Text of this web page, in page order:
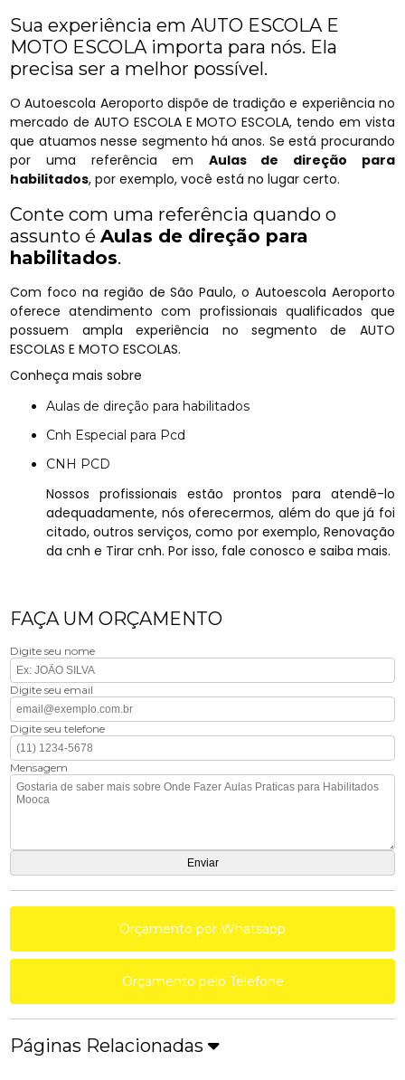
Sua experiência em AUTO ESCOLA E
MOTO ESCOLA importa para nós. Ela
precisa ser a melhor possível.
O Autoescola Aeroporto dispõe de tradição e experiência no
mercado de AUTO ESCOLA E MOTO ESCOLA, tendo em vista
que atuamos nesse segmento há anos. Se está procurando
por uma referência em Aulas de direção para
habilitados, por exemplo, você está no lugar certo.
Conte com uma referência quando o
assunto éAulas de direção para
habilitados.
Com foco na região de São Paulo, o Autoescola Aeroporto
oferece atendimento com profissionais qualificados que
possuem ampla experiência no segmento de AUTO
ESCOLAS E MOTO ESCOLAS.
Conheça mais sobre
Aulas de direção para habilitados
Cnh Especial para Pcd
CNH PCD
Nossos profissionais estão prontos para atendê-lo
adequadamente, nós oferecermos, além do que já foi
citado, outros serviços, como por exemplo, Renovação
da cnh e Tirar cnh. Por isso, fale conosco e saiba mais.
FAÇA UM ORÇAMENTO
Digite seu nome
Digite seu email
Digite seu telefone
Mensagem
Orçamento por Whatsapp
Orçamento pelo Telefone
Páginas Relacionadas